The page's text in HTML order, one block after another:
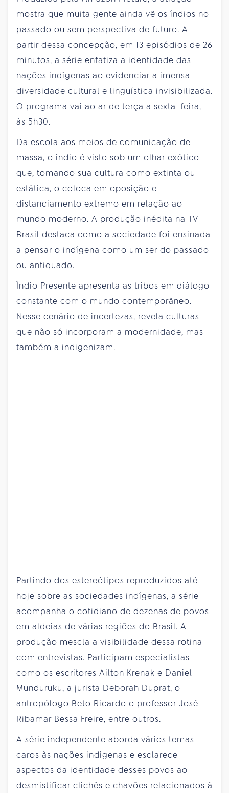
mostra que muita gente ainda vê os índios no
passado ou sem perspectiva de futuro. A
partir dessa concepção, em 13 episódios de 26
minutos, a série enfatiza a identidade das
nações indígenas ao evidenciar a imensa
diversidade cultural e linguística invisibilizada.
O programa vai ao ar de terça a sexta-feira,
às 5h30.
Da escola aos meios de comunicação de
massa, o índio é visto sob um olhar exótico
que, tomando sua cultura como extinta ou
estática, o coloca em oposição e
distanciamento extremo em relação ao
mundo moderno. A produção inédita na TV
Brasil destaca como a sociedade foi ensinada
a pensar o indígena como um ser do passado
ou antiquado.
Índio Presente apresenta as tribos em diálogo
constante com o mundo contemporâneo.
Nesse cenário de incertezas, revela culturas
que não só incorporam a modernidade, mas
também a indigenizam.
Partindo dos estereótipos reproduzidos até
hoje sobre as sociedades indígenas, a série
acompanha o cotidiano de dezenas de povos
em aldeias de várias regiões do Brasil. A
produção mescla a visibilidade dessa rotina
com entrevistas. Participam especialistas
como os escritores Ailton Krenak e Daniel
Munduruku, a jurista Deborah Duprat, o
antropólogo Beto Ricardo o professor José
Ribamar Bessa Freire, entre outros.
A série independente aborda vários temas
caros às nações indígenas e esclarece
aspectos da identidade desses povos ao
desmistificar clichês e chavões relacionados à